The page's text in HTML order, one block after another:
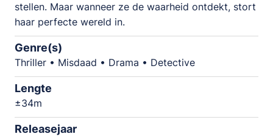
stellen. Maar wanneer ze de waarheid ontdekt, stort
haar perfecte wereld in.
Genre(s)
Thriller • Misdaad • Drama • Detective
Lengte
±34m
Releasejaar